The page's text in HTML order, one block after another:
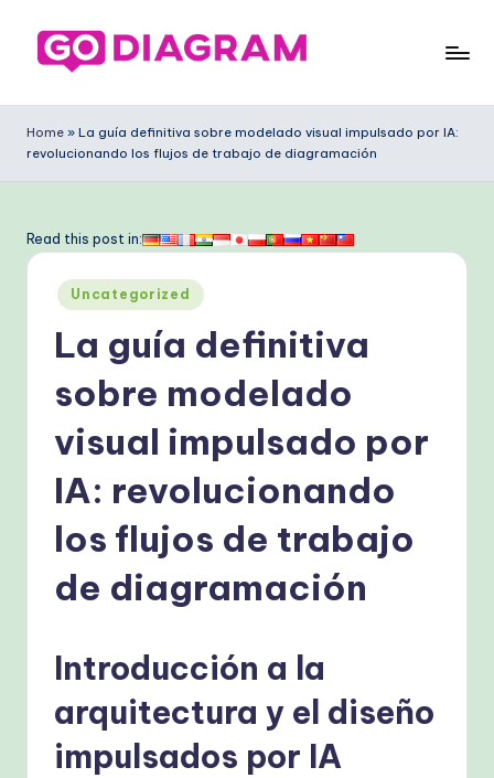
Saltar
o
D
g
ra
m
ni
Home » La guía definitiva sobre modelado visual impulsado por IA:
revolucionando los flujos de trabajo de diagramación
Read this post in:
Publicado
en
Uncategorized
La guía definitiva
sobre modelado
visual impulsado por
IA: revolucionando
los flujos de trabajo
de diagramación
Introducción a la
arquitectura y el diseño
impulsados por IA